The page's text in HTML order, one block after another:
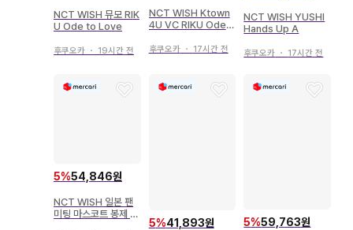
NCT WISH 뮤모 RIK
U Ode to Love
후쿠오카 ・ 19시간 전
NCT WISH Ktown
4U VC RIKU Ode t
후쿠오카・ 17시간 전
NCT WISH YUSHI
Hands Up A
후쿠오카 ・ 17시간 전
5%54,846원
NCT WISH 일본 팬
미팅 마스코트 봉제 인
5%41,893원 5%59,763원